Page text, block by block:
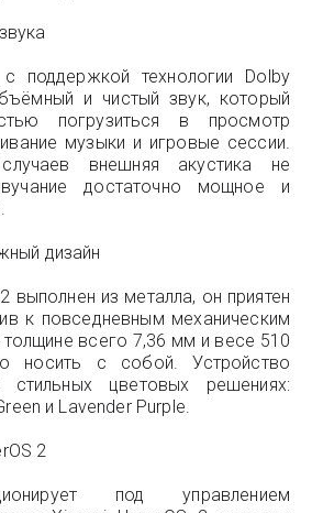
поддержкой технологии Dolby
и чистый звук, который
погрузиться в просмотр
музыки и игровые сессии.
внешняя акустика не
достаточно мощное и
дизайн
выполнен из металла, он приятен
к повседневным механическим
всего 7,36 мм и весе 510
носить с собой. Устройство
цветовых решениях:
и Lavender Purple.
2
под управлением